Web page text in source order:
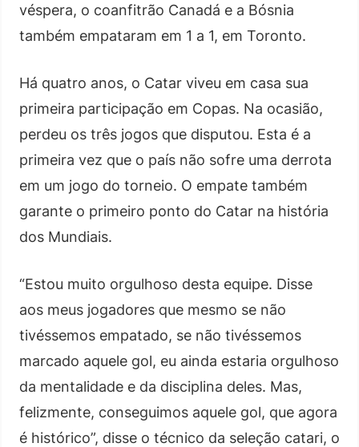
véspera, o coanfitrão Canadá e a Bósnia
também empataram em 1 a 1, em Toronto.
Há quatro anos, o Catar viveu em casa sua
primeira participação em Copas. Na ocasião,
perdeu os três jogos que disputou. Esta é a
primeira vez que o país não sofre uma derrota
em um jogo do torneio. O empate também
garante o primeiro ponto do Catar na história
dos Mundiais.
“Estou muito orgulhoso desta equipe. Disse
aos meus jogadores que mesmo se não
tivéssemos empatado, se não tivéssemos
marcado aquele gol, eu ainda estaria orgulhoso
da mentalidade e da disciplina deles. Mas,
felizmente, conseguimos aquele gol, que agora
é histórico”, disse o técnico da seleção catari, o